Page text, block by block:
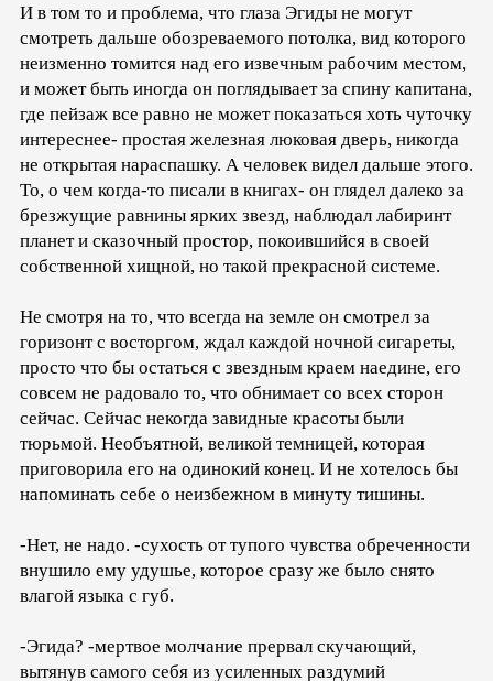
И в том то и проблема, что глаза Эгиды не могут
смотреть дальше обозреваемого потолка, вид которого
неизменно томится над его извечным рабочим местом,
и может быть иногда он поглядывает за спину капитана,
где пейзаж все равно не может показаться хоть чуточку
интереснее- простая железная люковая дверь, никогда
не открытая нараспашку. А человек видел дальше этого.
То, о чем когда-то писали в книгах- он глядел далеко за
брезжущие равнины ярких звезд, наблюдал лабиринт
планет и сказочный простор, покоившийся в своей
собственной хищной, но такой прекрасной системе.
Не смотря на то, что всегда на земле он смотрел за
горизонт с восторгом, ждал каждой ночной сигареты,
просто что бы остаться с звездным краем наедине, его
совсем не радовало то, что обнимает со всех сторон
сейчас. Сейчас некогда завидные красоты были
тюрьмой. Необъятной, великой темницей, которая
приговорила его на одинокий конец. И не хотелось бы
напоминать себе о неизбежном в минуту тишины.
-Нет, не надо. -сухость от тупого чувства обреченности
внушило ему удушье, которое сразу же было снято
влагой языка с губ.
-Эгида? -мертвое молчание прервал скучающий,
вытянув самого себя из усиленных раздумий